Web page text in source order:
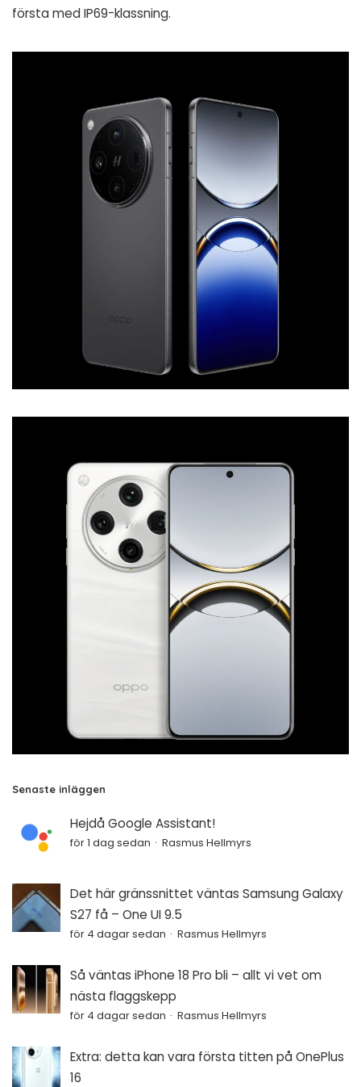
första med IP69-klassning.
Senaste inläggen
Hejdå Google Assistant!
för 1 dag sedan Rasmus Hellmyrs
Det här gränssnittet väntas Samsung Galaxy
S27 få – One UI 9.5
för 4 dagar sedan Rasmus Hellmyrs
Så väntas iPhone 18 Pro bli – allt vi vet om
nästa flaggskepp
för 4 dagar sedan Rasmus Hellmyrs
Extra: detta kan vara första titten på OnePlus
16